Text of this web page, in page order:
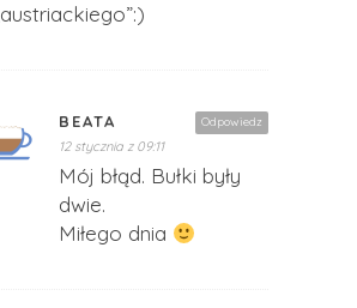
„austriackiego”:)
Odpowiedz
BEATA
12 stycznia z 09:11
Mój błąd. Bułki były
dwie.
Miłego dnia